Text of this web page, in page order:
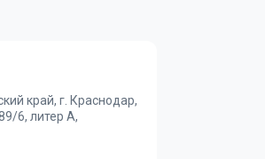
край, г. Краснодар,
6, литер А,